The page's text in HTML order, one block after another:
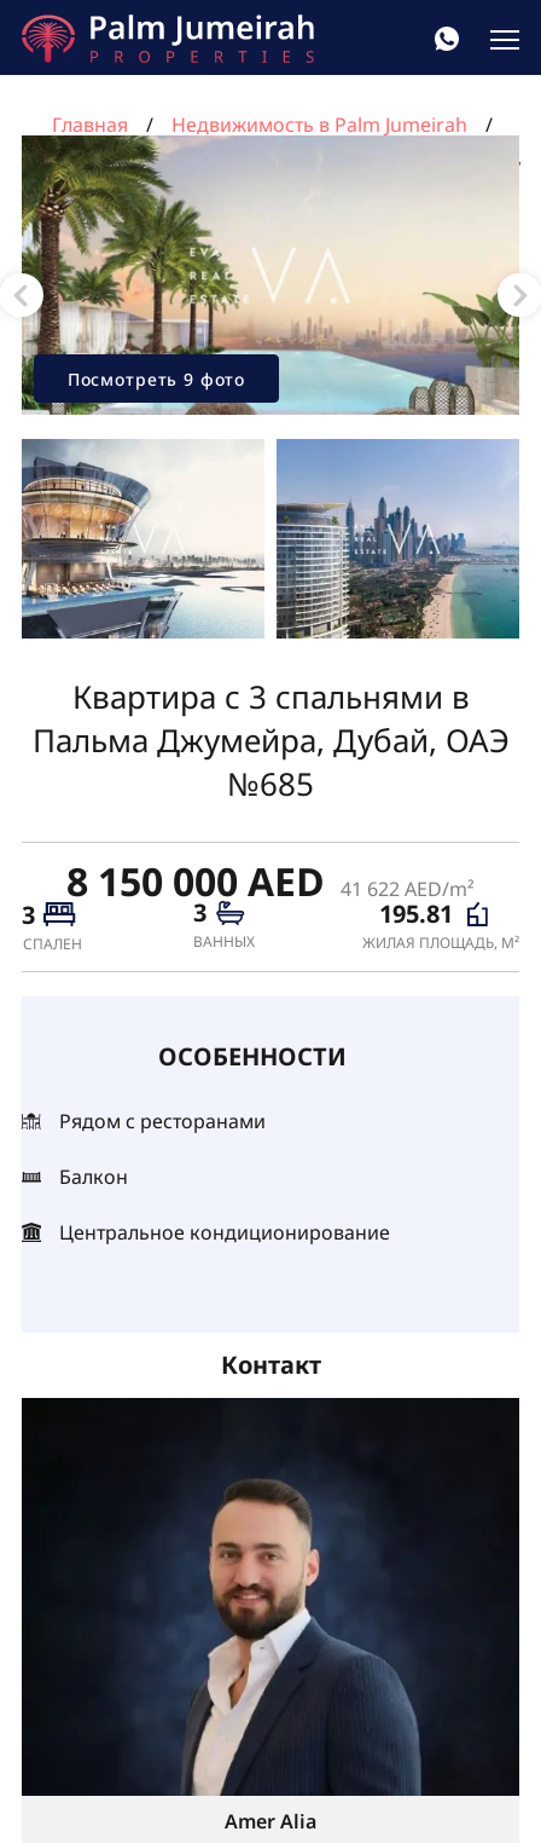
Главная
Недвижимость в Palm Jumeirah
Квартира с 3 спальнями в Пальма Джумейра, Дубай,
Посмотреть 9 фото
Квартира с 3 спальнями в
Пальма Джумейра, Дубай, ОАЭ
№685
8 150 000 AED 41 622 AED/m²
3
СПАЛЕН
3
ВАННЫХ
195.81
ЖИЛАЯ ПЛОЩАДЬ, М²
ОСОБЕННОСТИ
Рядом с ресторанами
Балкон
Центральное кондиционирование
Контакт
Amer Alia